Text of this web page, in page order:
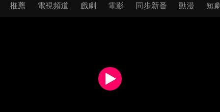
推薦 電視頻道 戲劇 電影 同步新番 動漫 短